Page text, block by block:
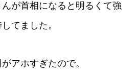
が首相になると明るくて強
てました。
アホすぎたので。